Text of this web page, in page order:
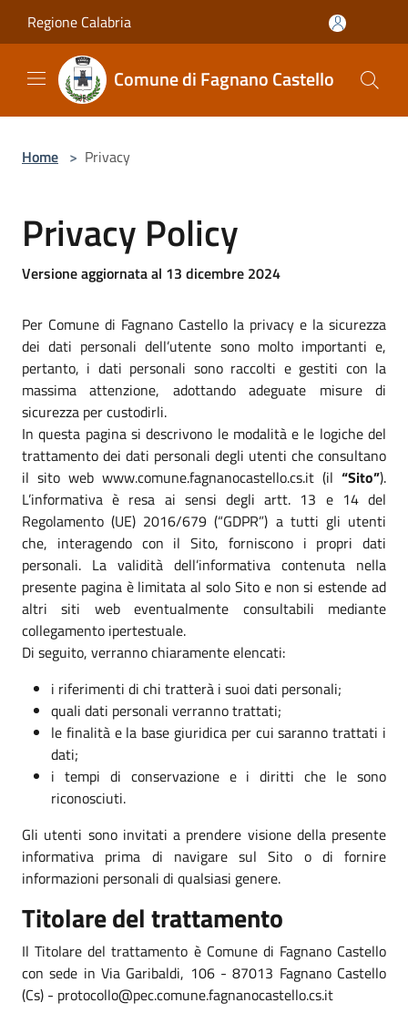
Regione Calabria
Comune di Fagnano Castello
Home > Privacy
Privacy Policy
Versione aggiornata al 13 dicembre 2024
Per Comune di Fagnano Castello la privacy e la sicurezza
dei dati personali dell’utente sono molto importanti e,
pertanto, i dati personali sono raccolti e gestiti con la
massima attenzione, adottando adeguate misure di
sicurezza per custodirli.
In questa pagina si descrivono le modalità e le logiche del
trattamento dei dati personali degli utenti che consultano
il sito web www.comune.fagnanocastello.cs.it (il “Sito”).
L’informativa è resa ai sensi degli artt. 13 e 14 del
Regolamento (UE) 2016/679 (“GDPR”) a tutti gli utenti
che, interagendo con il Sito, forniscono i propri dati
personali. La validità dell’informativa contenuta nella
presente pagina è limitata al solo Sito e non si estende ad
altri siti web eventualmente consultabili mediante
collegamento ipertestuale.
Di seguito, verranno chiaramente elencati:
i riferimenti di chi tratterà i suoi dati personali;
quali dati personali verranno trattati;
le finalità e la base giuridica per cui saranno trattati i
dati;
i tempi di conservazione e i diritti che le sono
riconosciuti.
Gli utenti sono invitati a prendere visione della presente
informativa prima di navigare sul Sito o di fornire
informazioni personali di qualsiasi genere.
Titolare del trattamento
Il Titolare del trattamento è Comune di Fagnano Castello
con sede in Via Garibaldi, 106 - 87013 Fagnano Castello
(Cs) - protocollo@pec.comune.fagnanocastello.cs.it